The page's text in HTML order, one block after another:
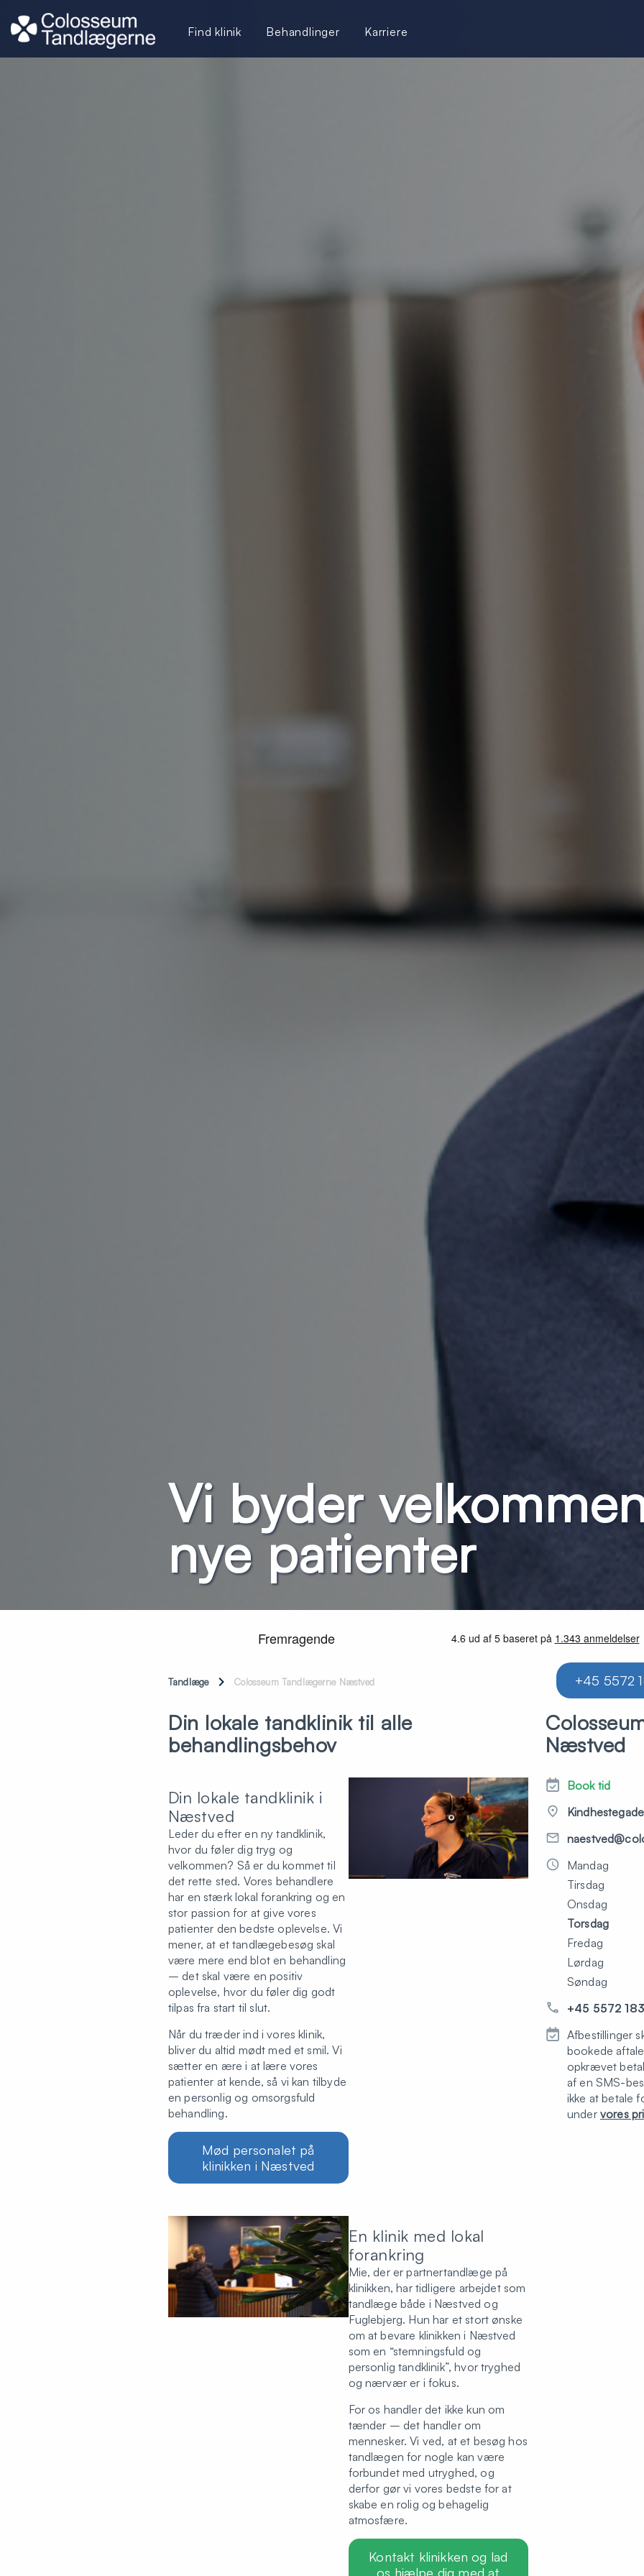
Vi byder
nye patienter
Tandlæge Colosseum Tandlægerne Næstved +45 5572
Din lokale tandklinik til alle
behandlingsbehov
Din lokale tandklinik i
Næstved
Leder du efter en ny tandklinik,
hvor du føler dig tryg og
velkommen? Så er du kommet til
det rette sted. Vores behandlere
har en stærk lokal forankring og en
stor passion for at give vores
patienter den bedste oplevelse. Vi
mener, at et tandlægebesøg skal
være mere end blot en behandling
– det skal være en positiv
oplevelse, hvor du føler dig godt
tilpas fra start til slut.
Når du træder ind i vores klinik,
bliver du altid mødt med et smil. Vi
sætter en ære i at lære vores
patienter at kende, så vi kan tilbyde
en personlig og omsorgsfuld
behandling.
Mød personalet på
klinikken i Næstved
En klinik med lokal
forankring
Mie, der er partnertandlæge på
klinikken, har tidligere arbejdet som
tandlæge både i Næstved og
Fuglebjerg. Hun har et stort ønske
om at bevare klinikken i Næstved
som en “stemningsfuld og
personlig tandklinik”, hvor tryghed
og nærvær er i fokus.
For os handler det ikke kun om
tænder – det handler om
mennesker. Vi ved, at et besøg hos
tandlægen for nogle kan være
forbundet med utryghed, og
derfor gør vi vores bedste for at
skabe en rolig og behagelig
atmosfære.
Kontakt klinikken og lad
os hjælpe dig med at
Næstved
Book tid
Mandag
Tirsdag
Onsdag
Torsdag
Fredag
Lørdag
Søndag
+45 5572
Afbestillinger
bookede
opkrævet
af en SMS-
ikke at betale
under vores
Find klinik Behandlinger Karriere